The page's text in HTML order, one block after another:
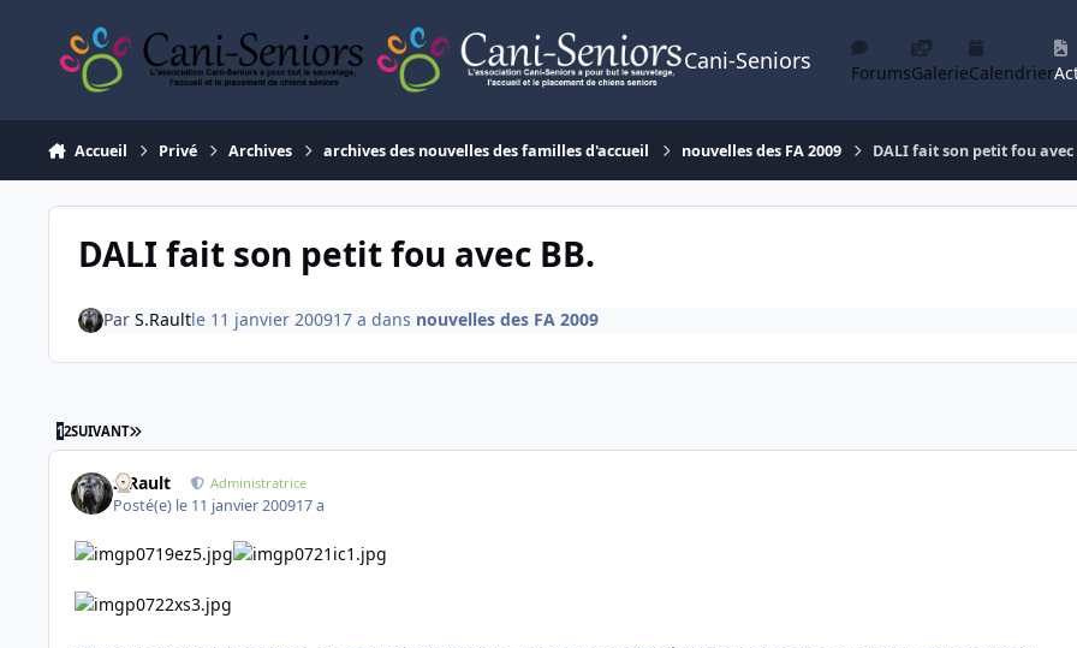
Cani-Seniors ForumsGalerieCalendrier
Accueil Privé Archives archives des nouvelles des familles d'accueil nouvelles des FA 2009 DALI fait son petit fou avec
DALI fait son petit fou avec BB.
Par S.Raultle 11 janvier 200917 a dans nouvelles des FA 2009
12SUIVANT DERNIÈRE PAGE
S.Rault Administratrice
Posté(e) le 11 janvier 200917 a